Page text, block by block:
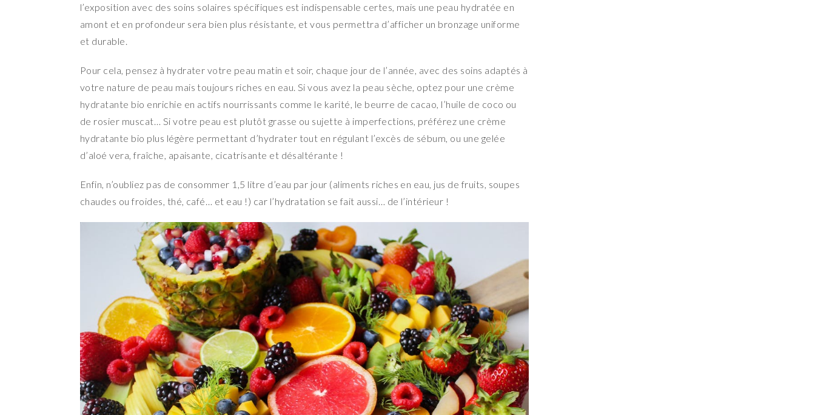
l’exposition avec des soins solaires spécifiques est indispensable certes, mais une peau hydratée en
amont et en profondeur sera bien plus résistante, et vous permettra d’afficher un bronzage uniforme
et durable.
Pour cela, pensez à hydrater votre peau matin et soir, chaque jour de l’année, avec des soins adaptés à
votre nature de peau mais toujours riches en eau. Si vous avez la peau sèche, optez pour une crème
hydratante bio enrichie en actifs nourrissants comme le karité, le beurre de cacao, l’huile de coco ou
de rosier muscat… Si votre peau est plutôt grasse ou sujette à imperfections, préférez une crème
hydratante bio plus légère permettant d’hydrater tout en régulant l’excès de sébum, ou une gelée
d’aloé vera, fraîche, apaisante, cicatrisante et désaltérante !
Enfin, n’oubliez pas de consommer 1,5 litre d’eau par jour (aliments riches en eau, jus de fruits, soupes
chaudes ou froides, thé, café… et eau !) car l’hydratation se fait aussi… de l’intérieur !